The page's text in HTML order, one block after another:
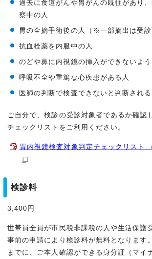
過去に食道がんや胃がんの既往があり
察中の人
胃の全摘手術後の人（※一部摘出は受診
抗血栓薬を内服中の人
のどや鼻に内視鏡の挿入ができないよ
呼吸不全や重篤な心疾患がある人
医師の判断で検査できないと判断される
ご自分で、検診の受診対象者であるか確認
チェックリストをご利用ください。
胃内視鏡検査対象判定チェックリスト
検診料
3,400円
世帯員全員が市民税非課税の人や生活保護
事前の申請により検診料が無料となります
までに、ご本人確認ができる身分証（マイ